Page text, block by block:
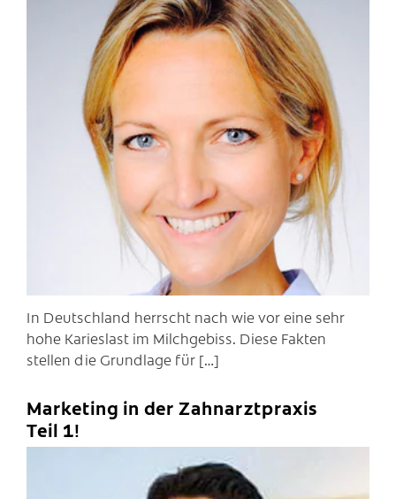
C
In Deutschland herrscht nach wie vor eine sehr
hohe Karieslast im Milchgebiss. Diese Fakten
stellen die Grundlage für […]
Marketing in der Zahnarztpraxis
Teil 1!